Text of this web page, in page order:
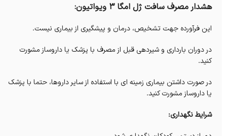
هشدار مصرف سافت ژل امگا 3 ویواتیون:
این فرآورده جهت تشخیص، درمان و پیشگیری از بیماری‌ نیست.
در دوران بارداری و شیردهی قبل از مصرف با پزشک یا داروساز مشورت
کنید.
در صورت داشتن بیماری زمینه ای با استفاده از سایر داروها، حتما با پزشک
یا داروساز مشورت کنید.
شرایط نگهداری: